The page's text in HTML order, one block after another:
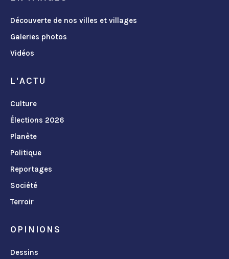
Découverte de nos villes et villages
Galeries photos
Vidéos
L'ACTU
Culture
Élections 2026
Planète
Politique
Reportages
Société
Terroir
OPINIONS
Dessins